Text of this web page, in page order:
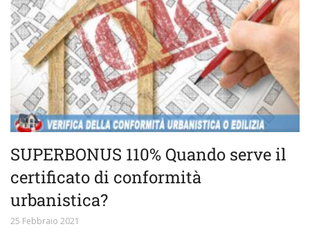
SUPERBONUS 110% Quando serve il
certificato di conformità
urbanistica?
25 Febbraio 2021